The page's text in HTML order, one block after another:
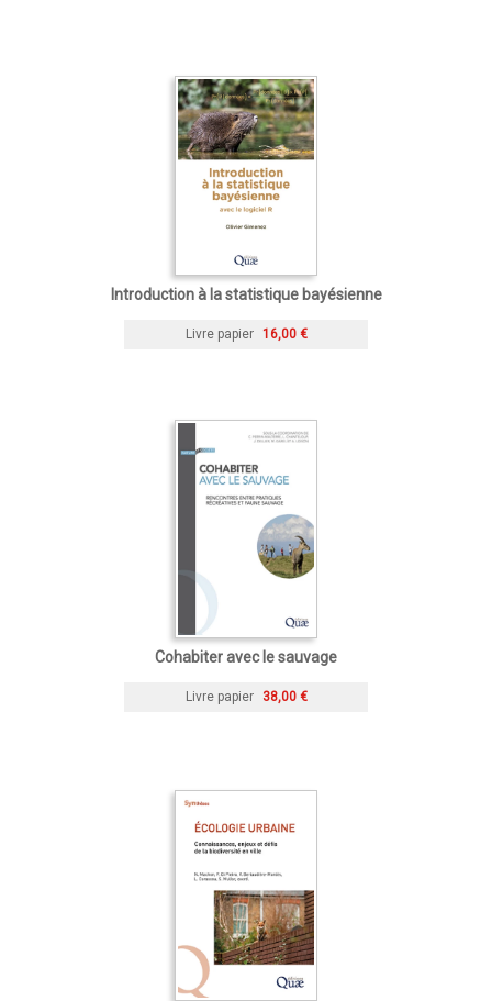
Introduction à la statistique bayésienne
Livre papier 16,00 €
Cohabiter avec le sauvage
Livre papier 38,00 €